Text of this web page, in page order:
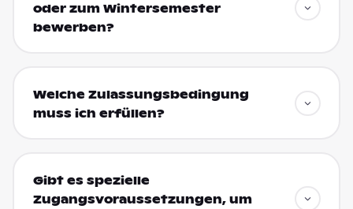
oder zum Wintersemester
bewerben?
Welche Zulassungsbedingung
muss ich erfüllen?
Gibt es spezielle
Zugangsvoraussetzungen, um